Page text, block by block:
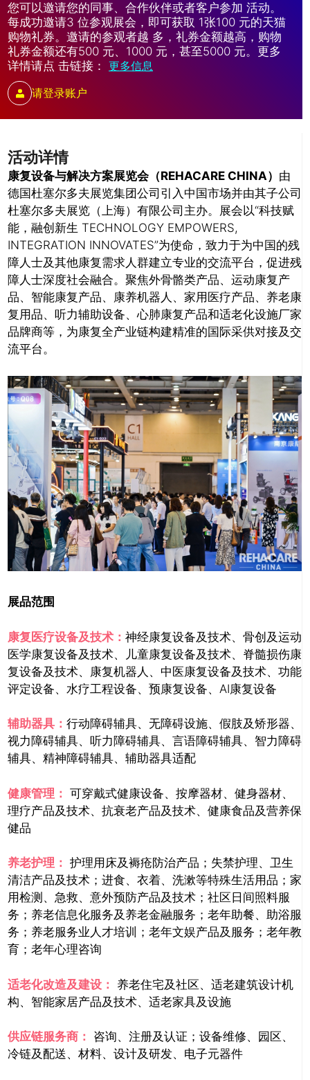
活动详情
康复设备与解决方案展览会（REHACARE CHINA） 由
德国杜塞尔多夫展览集团公司引入中国市场并由其子公司
杜塞尔多夫展览（上海）有限公司主办。展会以“科技赋
能，融创新生 TECHNOLOGY EMPOWERS,
INTEGRATION INNOVATES”为使命，致力于为中国的残
障人士及其他康复需求人群建立专业的交流平台，促进残
障人士深度社会融合。聚焦外骨骼类产品、运动康复产
品、智能康复产品、康养机器人、家用医疗产品、养老康
复用品、听力辅助设备、心肺康复产品和适老化设施厂家
品牌商等，为康复全产业链构建精准的国际采供对接及交
流平台。
展品范围
康复医疗设备及技术： 神经康复设备及技术、骨创及运动
医学康复设备及技术、儿童康复设备及技术、脊髓损伤康
复设备及技术、康复机器人、中医康复设备及技术、功能
评定设备、水疗工程设备、预康复设备、AI康复设备
辅助器具： 行动障碍辅具、无障碍设施、假肢及矫形器、
视力障碍辅具、听力障碍辅具、言语障碍辅具、智力障碍
辅具、精神障碍辅具、辅助器具适配
健康管理： 可穿戴式健康设备、按摩器材、健身器材、
理疗产品及技术、抗衰老产品及技术、健康食品及营养保
健品
养老护理： 护理用床及褥疮防治产品；失禁护理、卫生
清洁产品及技术；进食、衣着、洗漱等特殊生活用品；家
用检测、急救、意外预防产品及技术；社区日间照料服
务；养老信息化服务及养老金融服务；老年助餐、助浴服
务；养老服务业人才培训；老年文娱产品及服务；老年教
育；老年心理咨询
适老化改造及建设：
养老住宅及社区、适老建筑设计机
构、智能家居产品及技术、适老家具及设施
供应链服务商：
咨询、注册及认证；设备维修、园区、
冷链及配送、材料、设计及研发、电子元器件
您可以邀请您的同事、合作伙伴或者客户参加 活动。
每成功邀请3 位参观展会，即可获取 1张100 元的天猫
购物礼券。邀请的参观者越 多，礼券金额越高，购物
礼券金额还有500 元、1000 元，甚至5000 元。更多
详情请点 击链接： 更多信息
请登录账户